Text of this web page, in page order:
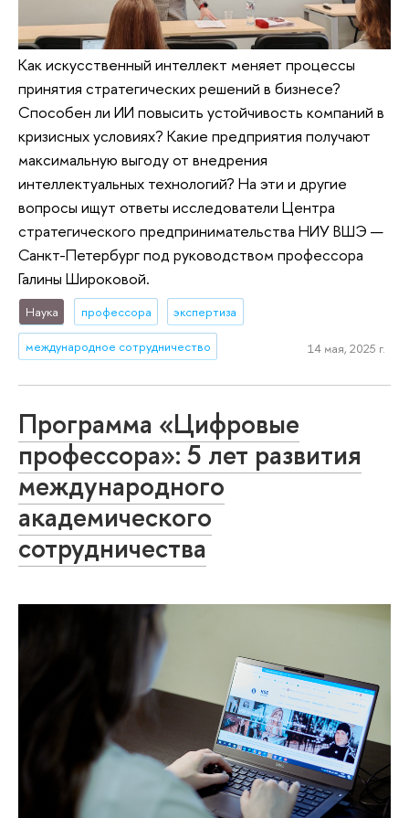
Как искусственный интеллект меняет процессы
принятия стратегических решений в бизнесе?
Способен ли ИИ повысить устойчивость компаний в
кризисных условиях? Какие предприятия получают
максимальную выгоду от внедрения
интеллектуальных технологий? На эти и другие
вопросы ищут ответы исследователи Центра
стратегического предпринимательства НИУ ВШЭ —
Санкт-Петербург под руководством профессора
Галины Широковой.
Наука профессора экспертиза
международное сотрудничество 14 мая, 2025 г.
Программа «Цифровые
профессора»: 5 лет развития
международного
академического
сотрудничества